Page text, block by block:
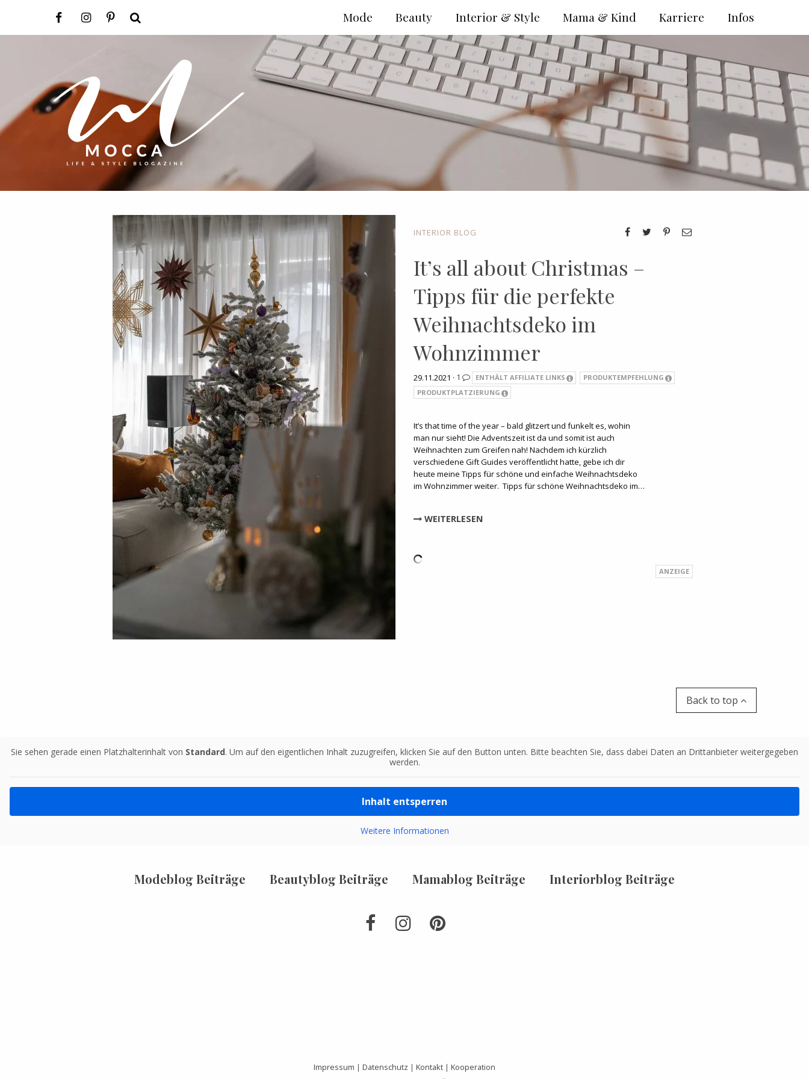
INTERIOR BLOG
It’s all about Christmas –
Tipps für die perfekte
Weihnachtsdeko im
Wohnzimmer
29.11.2021 · 1 ENTHÄLT AFFILIATE LINKS
PRODUKTEMPFEHLUNG
PRODUKTPLATZIERUNG
It’s that time of the year – bald glitzert und funkelt es, wohin
man nur sieht! Die Adventszeit ist da und somit ist auch
Weihnachten zum Greifen nah! Nachdem ich kürzlich
verschiedene Gift Guides veröffentlicht hatte, gebe ich dir
heute meine Tipps für schöne und einfache Weihnachtsdeko
im Wohnzimmer weiter. Tipps für schöne Weihnachtsdeko im…
WEITERLESEN
Back to top
Sie sehen gerade einen Platzhalterinhalt von Standard. Um auf den eigentlichen Inhalt zuzugreifen, klicken Sie auf den Button unten. Bitte beachten Sie, dass dabei Daten an Drittanbieter weitergegeben
werden.
Inhalt entsperren
Weitere Informationen
Modeblog Beiträge Beautyblog Beiträge Mamablog Beiträge Interiorblog Beiträge
Impressum | Datenschutz | Kontakt | Kooperation
Infos
Karriere
Mama & Kind
Interior & Style
Beauty
Mode